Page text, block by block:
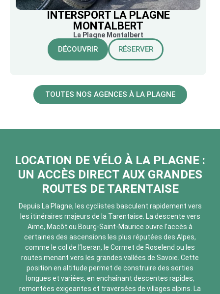
INTERSPORT LA PLAGNE
MONTALBERT
La Plagne Montalbert
DÉCOUVRIR RÉSERVER
TOUTES NOS AGENCES À LA PLAGNE
LOCATION DE VÉLO À LA PLAGNE :
UN ACCÈS DIRECT AUX GRANDES
ROUTES DE TARENTAISE
Depuis La Plagne, les cyclistes basculent rapidement vers
les itinéraires majeurs de la Tarentaise. La descente vers
Aime, Macôt ou Bourg-Saint-Maurice ouvre l’accès à
certaines des ascensions les plus réputées des Alpes,
comme le col de l’Iseran, le Cormet de Roselend ou les
routes menant vers les grandes vallées de Savoie. Cette
position en altitude permet de construire des sorties
longues et variées, en enchaînant descentes rapides,
remontées exigeantes et traversées de villages alpins. La